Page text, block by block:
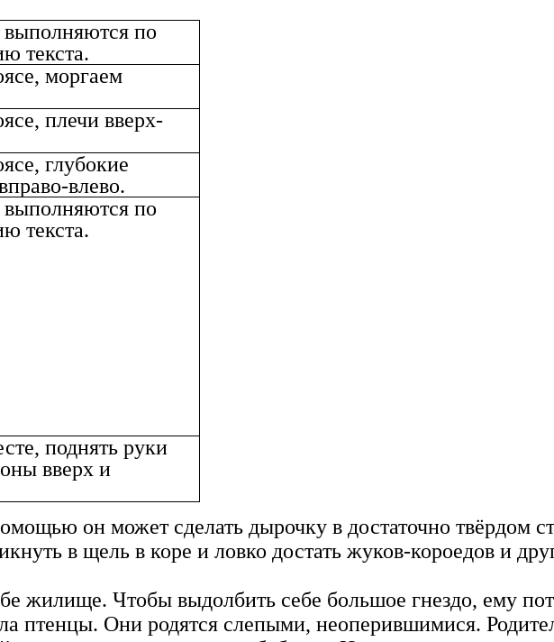
по
текста.
моргаем
плечи вверх-
глубокие
влево.
по
текста.
поднять руки
вверх и
он может сделать дырочку в достаточно твёрдом
в щель в коре и ловко достать жуков-короедов и
жилище. Чтобы выдолбить себе большое гнездо, ему
птенцы. Они родятся слепыми, неоперившимися.